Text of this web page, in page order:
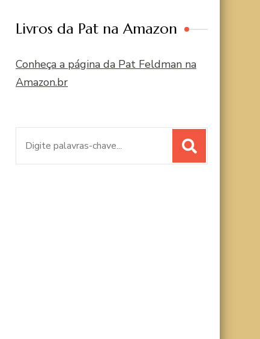
Livros da Pat na Amazon
Conheça a página da Pat Feldman na
Amazon.br